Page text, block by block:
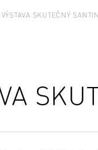
VÝSTAVA SKUTEČNÝ